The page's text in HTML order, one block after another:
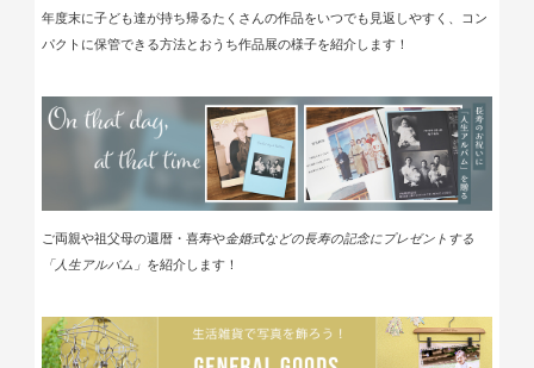
年度末に子ども達が持ち帰るたくさんの作品をいつでも見返しやすく、コン
パクトに保管できる方法とおうち作品展の様子を紹介します！
ご両親や祖父母の還暦・喜寿や金婚式などの長寿の記念にプレゼントする
「人生アルバム」 を紹介します！